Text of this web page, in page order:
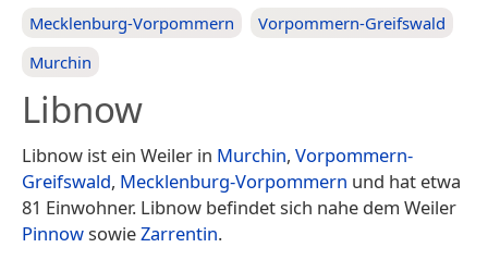
Mecklenburg-Vorpommern
Vorpommern-Greifswald
Murchin
Libnow
Libnow ist ein Weiler in Murchin, Vorpommern-
Greifswald, Mecklenburg-Vorpommern und hat etwa
81 Einwohner. Libnow befindet sich nahe dem Weiler
PinnowsowieZarrentin.